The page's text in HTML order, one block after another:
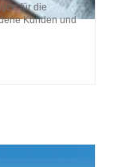
für die
Kunden und